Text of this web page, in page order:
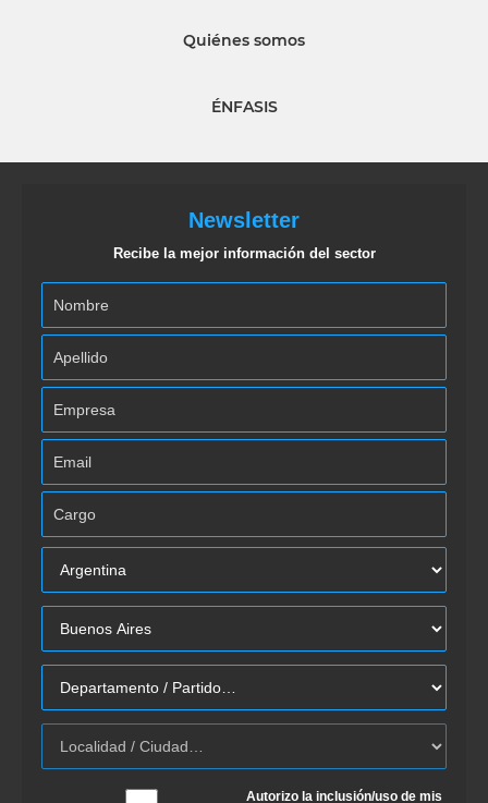
Quiénes somos
ÉNFASIS
Newsletter
Recibe la mejor información del sector
Autorizo la inclusión/uso de mis